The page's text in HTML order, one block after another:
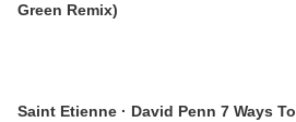
Green Remix)
Saint Etienne · David Penn 7 Ways To